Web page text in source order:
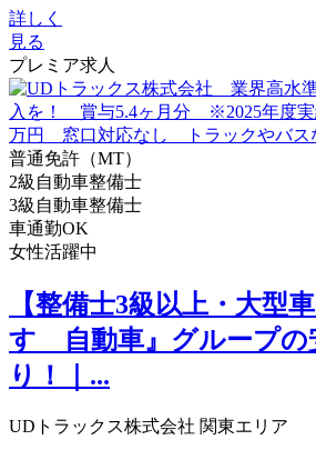
詳しく
見る
プレミア求人
普通免許（MT）
2級自動車整備士
3級自動車整備士
車通勤OK
女性活躍中
【整備士3級以上・大型
すゞ自動車』グループの
り！｜...
UDトラックス株式会社 関東エリア